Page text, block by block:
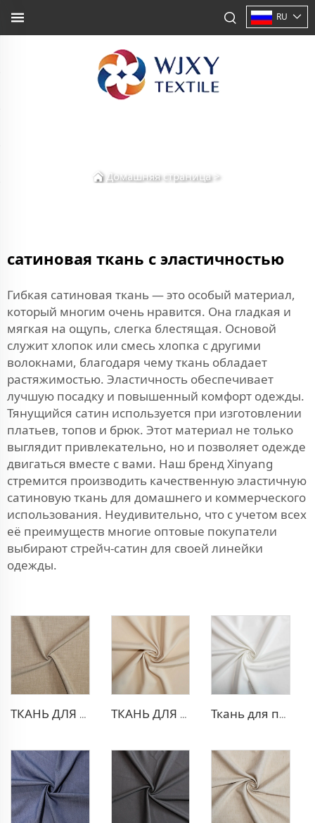
RU
Домашняя страница>
сатиновая ткань с эластичностью
Гибкая сатиновая ткань — это особый материал,
который многим очень нравится. Она гладкая и
мягкая на ощупь, слегка блестящая. Основой
служит хлопок или смесь хлопка с другими
волокнами, благодаря чему ткань обладает
растяжимостью. Эластичность обеспечивает
лучшую посадку и повышенный комфорт одежды.
Тянущийся сатин используется при изготовлении
платьев, топов и брюк. Этот материал не только
выглядит привлекательно, но и позволяет одежде
двигаться вместе с вами. Наш бренд Xinyang
стремится производить качественную эластичную
сатиновую ткань для домашнего и коммерческого
использования. Неудивительно, что с учетом всех
её преимуществ многие оптовые покупатели
выбирают стрейч-сатин для своей линейки
одежды.
ТКАНЬ ДЛЯ ТРИКОТАЖНЫХ БРЮК ИЗ ПОЛИЭСТЕРА И ВИСКОЗЫ ТКАНЬ ДЛЯ БЛЕЙЗЕРА ИЗ ПОЛИЭСТЕРА И ВИСКОЗЫ Ткань для платья из полиэстера и вискозы с эффектом стрейч